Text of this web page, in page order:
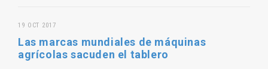
19 OCT 2017
Las marcas mundiales de máquinas
agrícolas sacuden el tablero